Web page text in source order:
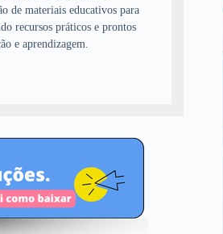
de materiais educativos para
recursos práticos e prontos
e aprendizagem.